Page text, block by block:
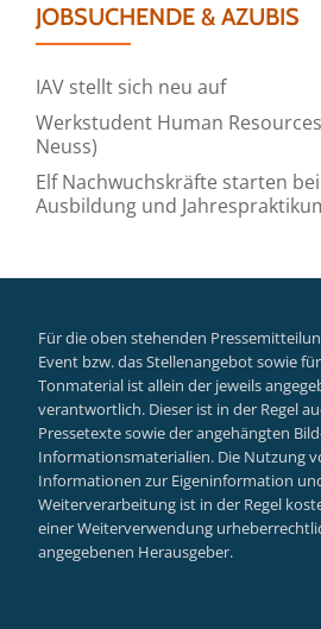
JOBSUCHENDE & AZUBIS
IAV stellt sich neu auf
Werkstudent Human
Neuss)
Elf Nachwuchskräfte starten bei
Ausbildung und
Für die oben stehenden
Event bzw. das Stellenangebot sowie
Tonmaterial ist allein der jeweils
verantwortlich. Dieser ist in der Regel
Pressetexte sowie der angehängten
Informationsmaterialien. Die Nutzung
Informationen zur Eigeninformation
Weiterverarbeitung ist in der Regel
einer Weiterverwendung
angegebenen Herausgeber.